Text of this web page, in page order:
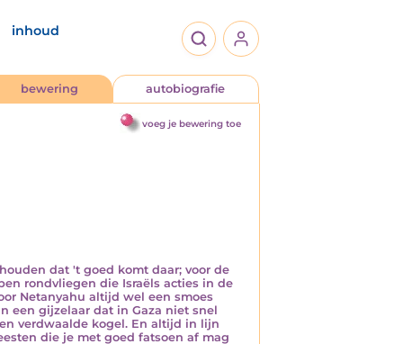
inhoud
bewering autobiografie
voeg je bewering toe
dat 't goed komt daar; voor de
rondvliegen die Israëls acties in de
Netanyahu altijd wel een smoes
een gijzelaar dat in Gaza niet snel
verdwaalde kogel. En altijd in lijn
die je met goed fatsoen af mag